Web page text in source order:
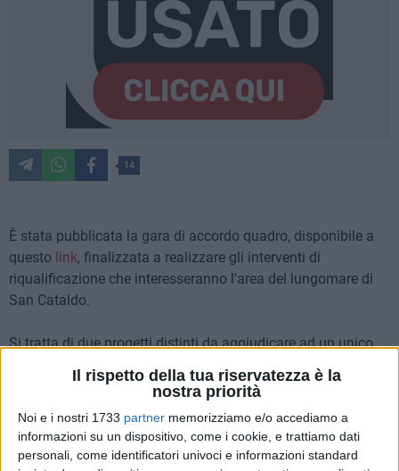
Il rispetto della tua riservatezza è la
nostra priorità
Noi e i nostri 1733 partner memorizziamo e/o accediamo a
informazioni su un dispositivo, come i cookie, e trattiamo dati
personali, come identificatori univoci e informazioni standard
14
È stata pubblicata la gara di accordo quadro, disponibile a
questo link, finalizzata a realizzare gli interventi di
riqualificazione che interesseranno l'area del lungomare di
San Cataldo.
Si tratta di due progetti distinti da aggiudicare ad un unico
appaltatore al fine di garantire una gestione unitaria e piena
autonomia funzionale nello svolgimento dei lavori: il primo
waterfront San Cataldo, con la realizzazione di spiagge, del
giardino del faro e un'area verde; il secondo afferente ai